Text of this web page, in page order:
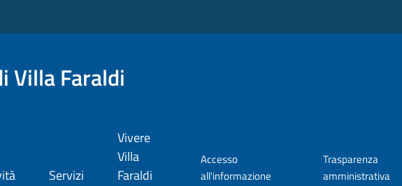
Villa Faraldi
Servizi
Vivere
Villa
Faraldi
Accesso
all'informazione
Trasparenza
amministrativa